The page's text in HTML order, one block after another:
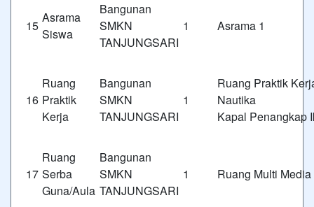
15
Asrama
Siswa
Bangunan
SMKN 1
TANJUNGSARI
Asrama 1
16
Ruang
Praktik
Kerja
Bangunan
SMKN 1
TANJUNGSARI
Ruang Praktik
Kapal Penangkap
17
Ruang
Serba
Guna/Aula
Bangunan
SMKN 1
TANJUNGSARI
Ruang Multi Media